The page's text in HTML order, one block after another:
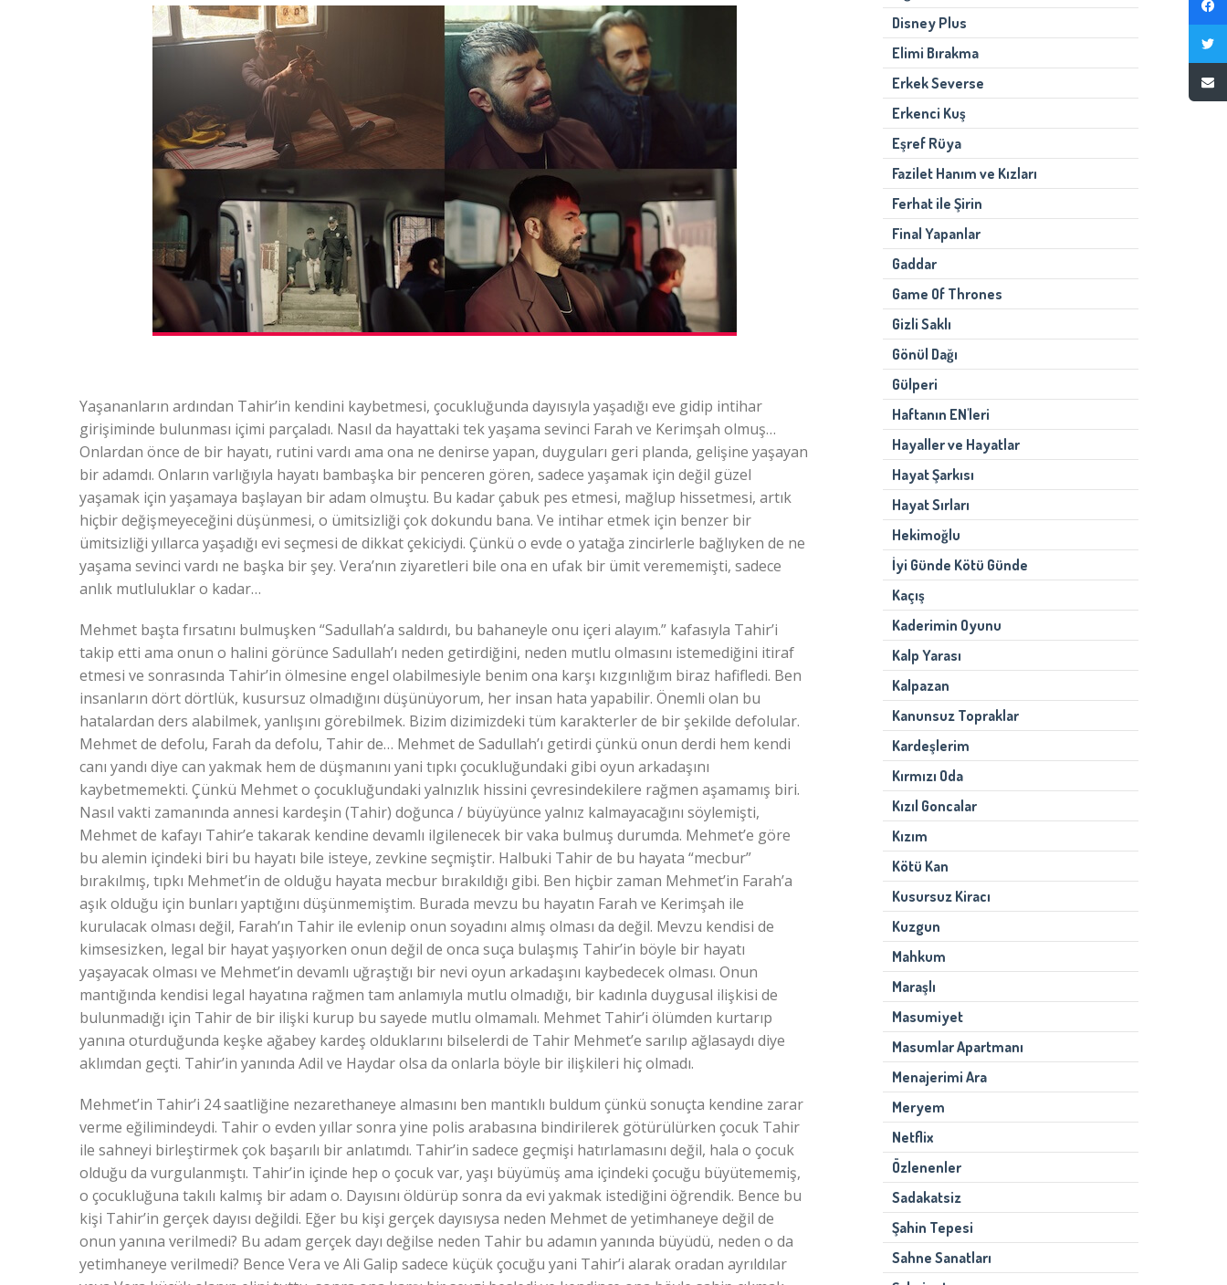
Yaşananların ardından Tahir’in kendini kaybetmesi, çocukluğunda dayısıyla yaşadığı eve gidip intihar
girişiminde bulunması içimi parçaladı. Nasıl da hayattaki tek yaşama sevinci Farah ve Kerimşah olmuş…
Onlardan önce de bir hayatı, rutini vardı ama ona ne denirse yapan, duyguları geri planda, gelişine yaşayan
bir adamdı. Onların varlığıyla hayatı bambaşka bir penceren gören, sadece yaşamak için değil güzel
yaşamak için yaşamaya başlayan bir adam olmuştu. Bu kadar çabuk pes etmesi, mağlup hissetmesi, artık
hiçbir değişmeyeceğini düşünmesi, o ümitsizliği çok dokundu bana. Ve intihar etmek için benzer bir
ümitsizliği yıllarca yaşadığı evi seçmesi de dikkat çekiciydi. Çünkü o evde o yatağa zincirlerle bağlıyken de ne
yaşama sevinci vardı ne başka bir şey. Vera’nın ziyaretleri bile ona en ufak bir ümit verememişti, sadece
anlık mutluluklar o kadar…
Mehmet başta fırsatını bulmuşken “Sadullah’a saldırdı, bu bahaneyle onu içeri alayım.” kafasıyla Tahir’i
takip etti ama onun o halini görünce Sadullah’ı neden getirdiğini, neden mutlu olmasını istemediğini itiraf
etmesi ve sonrasında Tahir’in ölmesine engel olabilmesiyle benim ona karşı kızgınlığım biraz hafifledi. Ben
insanların dört dörtlük, kusursuz olmadığını düşünüyorum, her insan hata yapabilir. Önemli olan bu
hatalardan ders alabilmek, yanlışını görebilmek. Bizim dizimizdeki tüm karakterler de bir şekilde defolular.
Mehmet de defolu, Farah da defolu, Tahir de… Mehmet de Sadullah’ı getirdi çünkü onun derdi hem kendi
canı yandı diye can yakmak hem de düşmanını yani tıpkı çocukluğundaki gibi oyun arkadaşını
kaybetmemekti. Çünkü Mehmet o çocukluğundaki yalnızlık hissini çevresindekilere rağmen aşamamış biri.
Nasıl vakti zamanında annesi kardeşin (Tahir) doğunca / büyüyünce yalnız kalmayacağını söylemişti,
Mehmet de kafayı Tahir’e takarak kendine devamlı ilgilenecek bir vaka bulmuş durumda. Mehmet’e göre
bu alemin içindeki biri bu hayatı bile isteye, zevkine seçmiştir. Halbuki Tahir de bu hayata “mecbur”
bırakılmış, tıpkı Mehmet’in de olduğu hayata mecbur bırakıldığı gibi. Ben hiçbir zaman Mehmet’in Farah’a
aşık olduğu için bunları yaptığını düşünmemiştim. Burada mevzu bu hayatın Farah ve Kerimşah ile
kurulacak olması değil, Farah’ın Tahir ile evlenip onun soyadını almış olması da değil. Mevzu kendisi de
kimsesizken, legal bir hayat yaşıyorken onun değil de onca suça bulaşmış Tahir’in böyle bir hayatı
yaşayacak olması ve Mehmet’in devamlı uğraştığı bir nevi oyun arkadaşını kaybedecek olması. Onun
mantığında kendisi legal hayatına rağmen tam anlamıyla mutlu olmadığı, bir kadınla duygusal ilişkisi de
bulunmadığı için Tahir de bir ilişki kurup bu sayede mutlu olmamalı. Mehmet Tahir’i ölümden kurtarıp
yanına oturduğunda keşke ağabey kardeş olduklarını bilselerdi de Tahir Mehmet’e sarılıp ağlasaydı diye
aklımdan geçti. Tahir’in yanında Adil ve Haydar olsa da onlarla böyle bir ilişkileri hiç olmadı.
Mehmet’in Tahir’i 24 saatliğine nezarethaneye almasını ben mantıklı buldum çünkü sonuçta kendine zarar
verme eğilimindeydi. Tahir o evden yıllar sonra yine polis arabasına bindirilerek götürülürken çocuk Tahir
ile sahneyi birleştirmek çok başarılı bir anlatımdı. Tahir’in sadece geçmişi hatırlamasını değil, hala o çocuk
olduğu da vurgulanmıştı. Tahir’in içinde hep o çocuk var, yaşı büyümüş ama içindeki çocuğu büyütememiş,
o çocukluğuna takılı kalmış bir adam o. Dayısını öldürüp sonra da evi yakmak istediğini öğrendik. Bence bu
kişi Tahir’in gerçek dayısı değildi. Eğer bu kişi gerçek dayısıysa neden Mehmet de yetimhaneye değil de
onun yanına verilmedi? Bu adam gerçek dayı değilse neden Tahir bu adamın yanında büyüdü, neden o da
yetimhaneye verilmedi? Bence Vera ve Ali Galip sadece küçük çocuğu yani Tahir’i alarak oradan ayrıldılar
Disney Plus
Elimi Bırakma
Erkek Severse
Erkenci Kuş
Eşref Rüya
Fazilet Hanım ve Kızları
Ferhat ile Şirin
Final Yapanlar
Gaddar
Game Of Thrones
Gizli Saklı
Gönül Dağı
Gülperi
Haftanın EN'leri
Hayaller ve Hayatlar
Hayat Şarkısı
Hayat Sırları
Hekimoğlu
İyi Günde Kötü Günde
Kaçış
Kaderimin Oyunu
Kalp Yarası
Kalpazan
Kanunsuz Topraklar
Kardeşlerim
Kırmızı Oda
Kızıl Goncalar
Kızım
Kötü Kan
Kusursuz Kiracı
Kuzgun
Mahkum
Maraşlı
Masumiyet
Masumlar Apartmanı
Menajerimi Ara
Meryem
Netflix
Özlenenler
Sadakatsiz
Şahin Tepesi
Sahne Sanatları